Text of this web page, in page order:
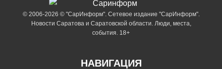
© 2006-2026 © "СарИнформ". Сетевое издание "СарИнформ".
Новости Саратова и Саратовской области. Люди, места,
события. 18+
НАВИГАЦИЯ